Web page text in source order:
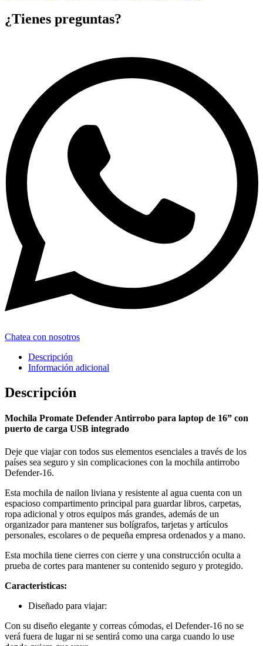
¿Tienes preguntas?
Chatea con nosotros
Descripción
Información adicional
Descripción
Mochila Promate Defender Antirrobo para laptop de 16” con
puerto de carga USB integrado
Deje que viajar con todos sus elementos esenciales a través de los
países sea seguro y sin complicaciones con la mochila antirrobo
Defender-16.
Esta mochila de nailon liviana y resistente al agua cuenta con un
espacioso compartimento principal para guardar libros, carpetas,
ropa adicional y otros equipos más grandes, además de un
organizador para mantener sus bolígrafos, tarjetas y artículos
personales, escolares o de pequeña empresa ordenados y a mano.
Esta mochila tiene cierres con cierre y una construcción oculta a
prueba de cortes para mantener su contenido seguro y protegido.
Caracteristicas:
Diseñado para viajar:
Con su diseño elegante y correas cómodas, el Defender-16 no se
verá fuera de lugar ni se sentirá como una carga cuando lo use